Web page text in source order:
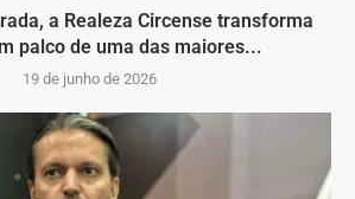
a Realeza Circense transforma
palco de uma das maiores...
19 de junho de 2026